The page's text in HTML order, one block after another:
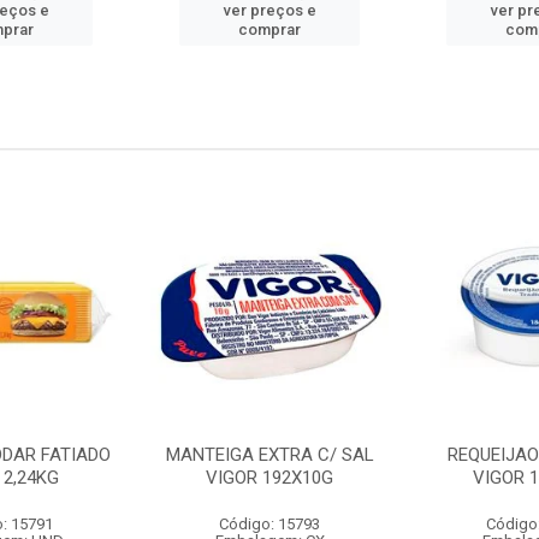
e
ver preços e
comprar
ver
FATIADO
15791
MANTEIGA EXTRA C/ SAL
VIGOR 192X10G
Código: 15793
VIGOR